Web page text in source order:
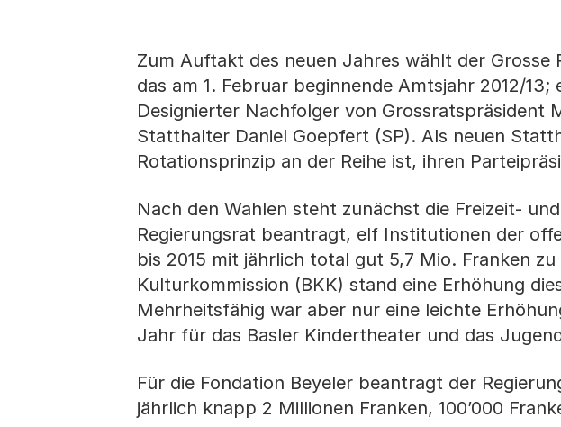
Zum Auftakt des neuen Jahres wählt der Grosse
das am 1. Februar beginnende Amtsjahr 2012/
Designierter Nachfolger von Grossratspräsident
Statthalter Daniel Goepfert (SP). Als neuen
Rotationsprinzip an der Reihe ist, ihren
Nach den Wahlen steht zunächst die Freizeit-
Regierungsrat beantragt, elf Institutionen der
bis 2015 mit jährlich total gut 5,7 Mio. Franken
Kulturkommission (BKK) stand eine Erhöhung
Mehrheitsfähig war aber nur eine leichte
Jahr für das Basler Kindertheater und das
Für die Fondation Beyeler beantragt der
jährlich knapp 2 Millionen Franken, 100’000